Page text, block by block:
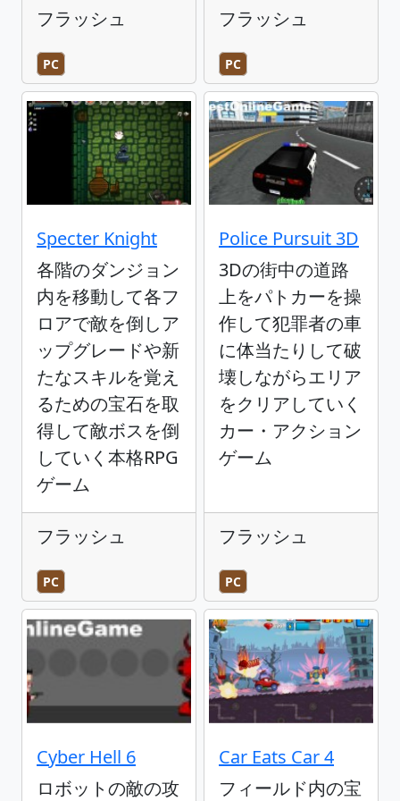
フラッシュ
PC
フラッシュ
PC
Specter Knight
各階のダンジョン
内を移動して各フ
ロアで敵を倒しア
ップグレードや新
たなスキルを覚え
るための宝石を取
得して敵ボスを倒
していく本格RPG
ゲーム
フラッシュ
PC
Police Pursuit 3D
3Dの街中の道路
上をパトカーを操
作して犯罪者の車
に体当たりして破
壊しながらエリア
をクリアしていく
カー・アクション
ゲーム
フラッシュ
PC
Cyber Hell 6
ロボットの敵の攻
Car Eats Car 4
フィールド内の宝